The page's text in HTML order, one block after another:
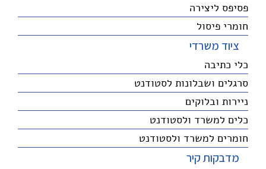
פסיפס ליצירה
חומרי פיסול
ציוד משרדי
כלי כתיבה
סרגלים ושבלונות לסטודנט
ניירות ובלוקים
כלים למשרד ולסטודנט
חומרים למשרד ולסטודנט
מדבקות קיר